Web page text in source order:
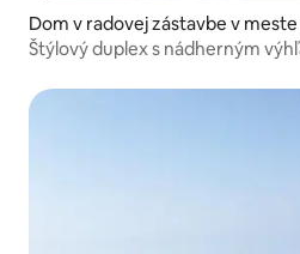
Dom v radovej zástavbe v
Štýlový duplex s nádherným